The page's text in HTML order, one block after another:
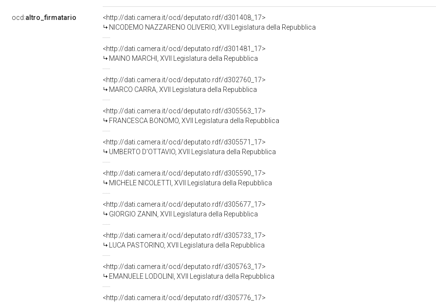
ocd:altro_firmatario
<http://dati.camera.it/ocd/deputato.rdf/d301408_17>
NICODEMO NAZZARENO OLIVERIO, XVII Legislatura della Repubblica
<http://dati.camera.it/ocd/deputato.rdf/d301481_17>
MAINO MARCHI, XVII Legislatura della Repubblica
<http://dati.camera.it/ocd/deputato.rdf/d302760_17>
MARCO CARRA, XVII Legislatura della Repubblica
<http://dati.camera.it/ocd/deputato.rdf/d305563_17>
FRANCESCA BONOMO, XVII Legislatura della Repubblica
<http://dati.camera.it/ocd/deputato.rdf/d305571_17>
UMBERTO D'OTTAVIO, XVII Legislatura della Repubblica
<http://dati.camera.it/ocd/deputato.rdf/d305590_17>
MICHELE NICOLETTI, XVII Legislatura della Repubblica
<http://dati.camera.it/ocd/deputato.rdf/d305677_17>
GIORGIO ZANIN, XVII Legislatura della Repubblica
<http://dati.camera.it/ocd/deputato.rdf/d305733_17>
LUCA PASTORINO, XVII Legislatura della Repubblica
<http://dati.camera.it/ocd/deputato.rdf/d305763_17>
EMANUELE LODOLINI, XVII Legislatura della Repubblica
<http://dati.camera.it/ocd/deputato.rdf/d305776_17>